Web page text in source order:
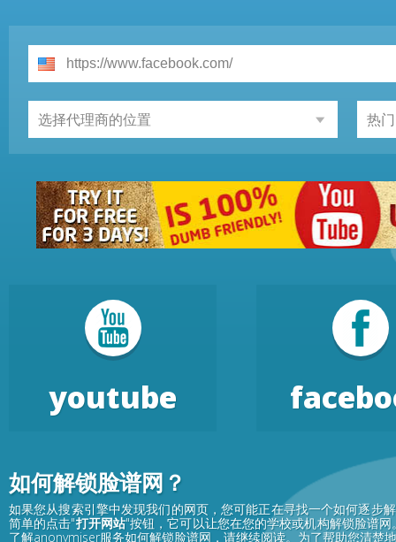
选择代理商的位置 热
youtube
如何解锁脸谱网？
如果您从搜索引擎中发现我们的网页，您可能正在寻找一个如何逐步
简单的点击"打开网站"按钮，它可以让您在您的学校或机构解锁脸谱
了解anonymiser服务如何解锁脸谱网，请继续阅读。为了帮助您清